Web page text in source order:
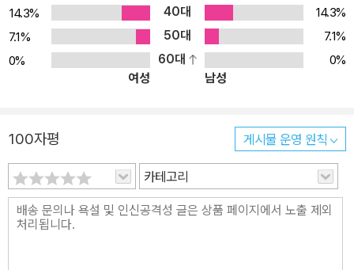
책을 향한 의지가 만들어진다. 다음으로 수요변수이다. 구조 변수의
변화는 정책수요를 발생시키고, 각 개인 또는 집단의 요청이 선거 또
는 이익집단의 활동에서 표출되는 내용에 따라 그 수요가 구체적으로
수, 제도변수가 각각 정책결정의 장으로 들어오면, 정책결정 행태, 특
히 의회와 행정부의 행태와 만나 수요가 공급으로 전환된다. 건국 초
기 보호주의를 통한 산업화 기반 구축에서 대공황 이후 자유주의를
통한 세계시장 확대, 그리고 신흥 산업국의 부상과 미국 리더십의 위
기, 수정된 자유주의의 등장 역사 1단계: 산업화 기반 구축과 보호무
14.3%
40대
14.3%
7.1%
50대
7.1%
0%
60대
0%
여성
남성
100자평 게시물 운영 원칙
카테고리